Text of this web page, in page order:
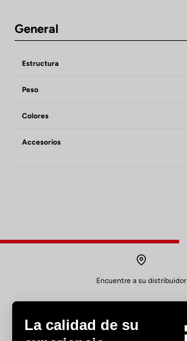
General
Estructura
Peso
Colores
Accesorios
Encuentre a su distribuidor
La calidad de su